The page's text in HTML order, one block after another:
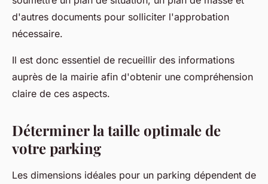
d'autres documents pour solliciter l'approbation
nécessaire.
Il est donc essentiel de recueillir des informations
auprès de la mairie afin d'obtenir une compréhension
claire de ces aspects.
Déterminer la taille optimale de
votre parking
Les dimensions idéales pour un parking dépendent de